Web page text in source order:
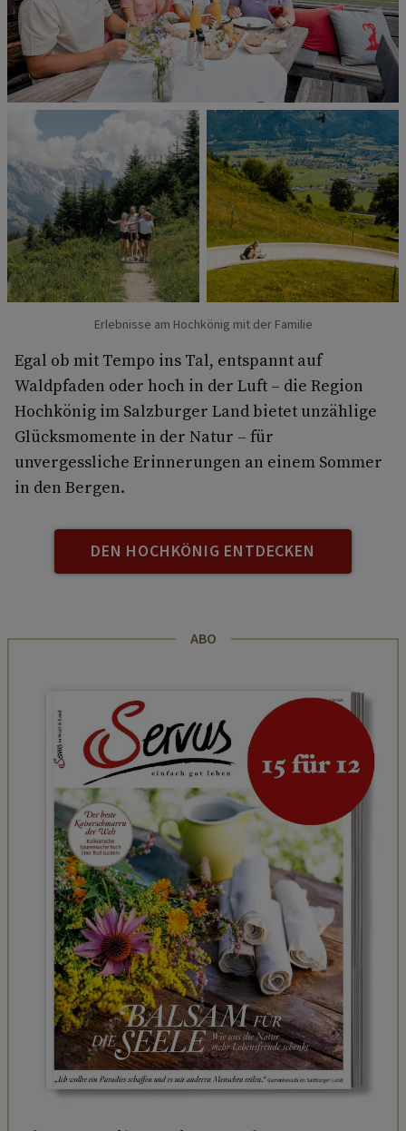
Erlebnisse am Hochkönig mit der Familie
Egal ob mit Tempo ins Tal, entspannt auf
Waldpfaden oder hoch in der Luft – die Region
Hochkönig im Salzburger Land bietet unzählige
Glücksmomente in der Natur – für
unvergessliche Erinnerungen an einem Sommer
in den Bergen.
DEN HOCHKÖNIG ENTDECKEN
ABO